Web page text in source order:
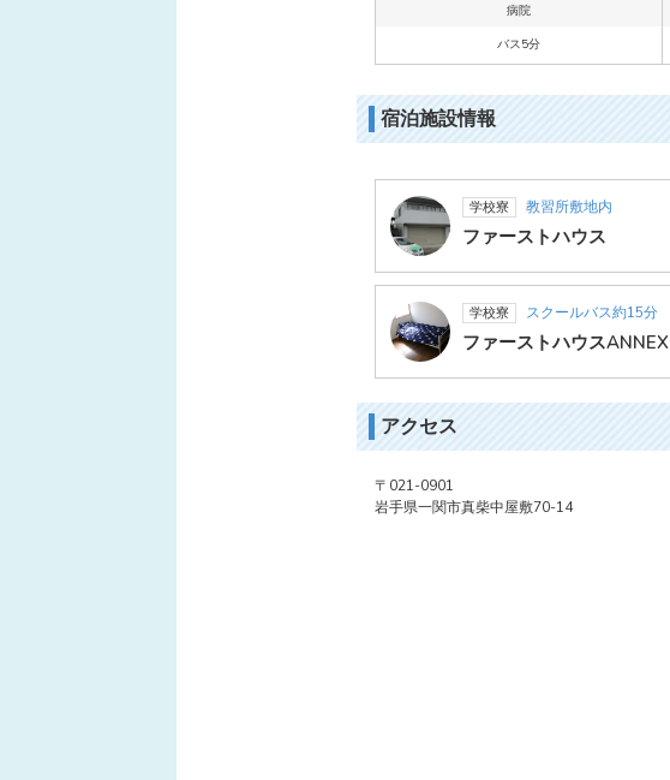
病院
バス5分
宿泊施設情報
学校寮 教習所敷地内
ファーストハウス
学校寮 スクールバス約15分
ファーストハウスANNEX
アクセス
〒021-0901
岩手県一関市真柴中屋敷70-14